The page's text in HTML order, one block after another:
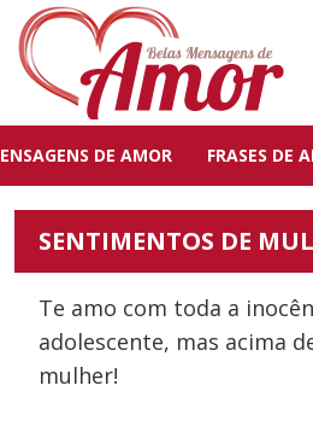
DE AMOR FRASES DE
SENTIMENTOS DE
Te amo com toda a
adolescente, mas acima
mulher!